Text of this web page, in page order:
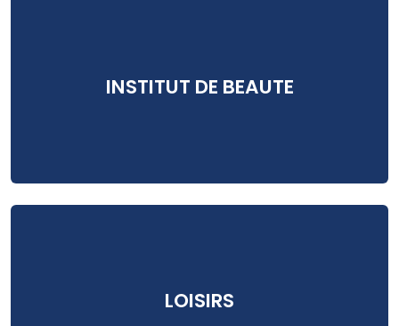
INSTITUT DE BEAUTE
LOISIRS